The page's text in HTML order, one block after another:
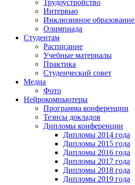
Трудоустройство
Интервью
Инклюзивное образование
Олимпиада
Студентам
Расписание
Учебные материалы
Практика
Студенческий совет
Медиа
Фото
Нейрокомпьютеры
Программа конференции
Тезисы докладов
Дипломы конференции
Дипломы 2014 года
Дипломы 2015 года
Дипломы 2016 года
Дипломы 2017 года
Дипломы 2018 года
Дипломы 2019 года